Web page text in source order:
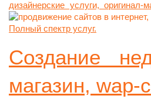
дизайнерские услуги,
Полный спектр услуг.
Создание
магазин, wap-